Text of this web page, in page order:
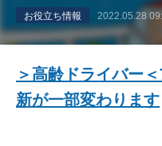
お役立ち情報 2022.05.28
＞高齢ドライバー
新が一部変わります